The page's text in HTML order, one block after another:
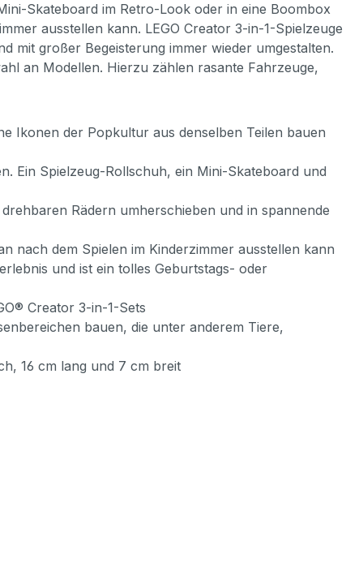
Skateboard im Retro-Look oder in eine Boombox
ausstellen kann. LEGO Creator 3-in-1-Spielzeuge
mit großer Begeisterung immer wieder umgestalten.
an Modellen. Hierzu zählen rasante Fahrzeuge,
Ikonen der Popkultur aus denselben Teilen bauen
Ein Spielzeug-Rollschuh, ein Mini-Skateboard und
Rädern umherschieben und in spannende
nach dem Spielen im Kinderzimmer ausstellen kann
und ist ein tolles Geburtstags- oder
Creator 3-in-1-Sets
bauen, die unter anderem Tiere,
16 cm lang und 7 cm breit